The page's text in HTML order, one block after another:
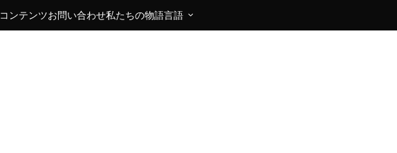
コンテンツお問い合わせ私たちの物語言語